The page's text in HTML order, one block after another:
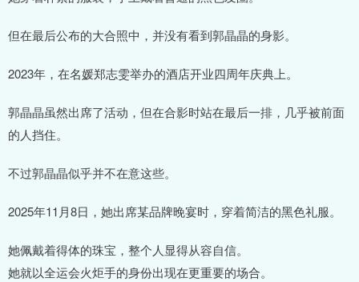
但在最后公布的大合照中，并没有看到郭晶晶的身影。
2023年，在名媛郑志雯举办的酒店开业四周年庆典上。
郭晶晶虽然出席了活动，但在合影时站在最后一排，几乎被前面
的人挡住。
不过郭晶晶似乎并不在意这些。
2025年11月8日，她出席某品牌晚宴时，穿着简洁的黑色礼服。
她佩戴着得体的珠宝，整个人显得从容自信。
她就以全运会火炬手的身份出现在更重要的场合。